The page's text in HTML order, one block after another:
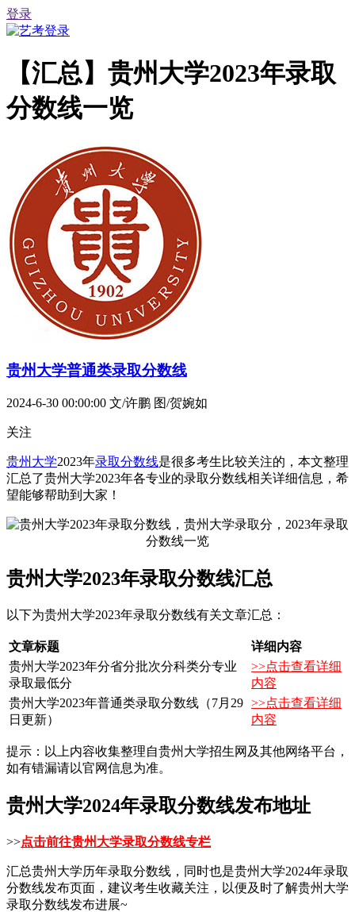
登录
【汇总】贵州大学2023年录取
分数线一览
贵州大学普通类录取分数线
2024-6-30 00:00:00 文/许鹏 图/贺婉如
关注
贵州大学2023年录取分数线是很多考生比较关注的，本文整理
汇总了贵州大学2023年各专业的录取分数线相关详细信息，希
望能够帮助到大家！
贵州大学2023年录取分数线汇总
以下为贵州大学2023年录取分数线有关文章汇总：
文章标题
详细内容
贵州大学2023年分省分批次分科类分专业
录取最低分
>>点击查看详细
内容
贵州大学2023年普通类录取分数线（7月29
日更新）
>>点击查看详细
内容
提示：以上内容收集整理自贵州大学招生网及其他网络平台，
如有错漏请以官网信息为准。
贵州大学2024年录取分数线发布地址
>>点击前往贵州大学录取分数线专栏
汇总贵州大学历年录取分数线，同时也是贵州大学2024年录取
分数线发布页面，建议考生收藏关注，以便及时了解贵州大学
录取分数线发布进展~